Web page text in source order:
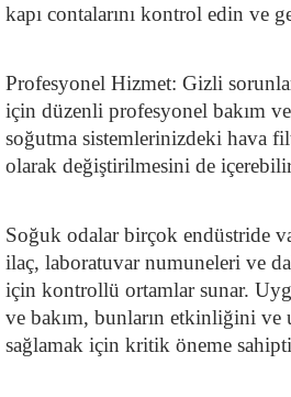
kapı contalarını kontrol edin ve
Profesyonel Hizmet: Gizli
için düzenli profesyonel bakım
soğutma sistemlerinizdeki hava
olarak değiştirilmesini de
Soğuk odalar birçok endüstride
ilaç, laboratuvar numuneleri ve
için kontrollü ortamlar sunar.
ve bakım, bunların etkinliğini
sağlamak için kritik öneme